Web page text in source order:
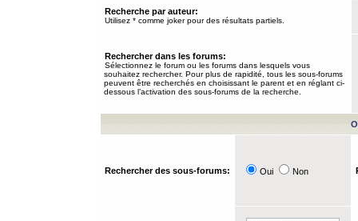
Recherche par auteur:
Utilisez * comme joker pour des résultats partiels.
Rechercher dans les forums:
Sélectionnez le forum ou les forums dans lesquels vous
souhaitez rechercher. Pour plus de rapidité, tous les sous-forums
peuvent être recherchés en choisissant le parent et en réglant ci-
dessous l’activation des sous-forums de la recherche.
Rechercher des sous-forums: Oui Non